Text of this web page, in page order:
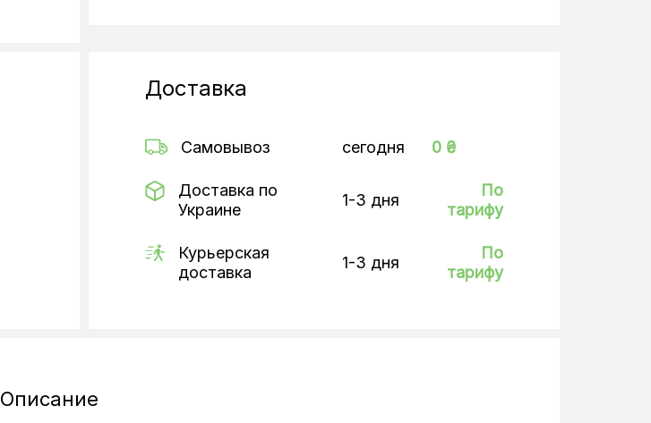
Доставка
Самовывоз сегодня 0 ₴
Доставка по
Украине
1-3 дня
По
тарифу
Курьерская
доставка
1-3 дня
По
тарифу
Описание